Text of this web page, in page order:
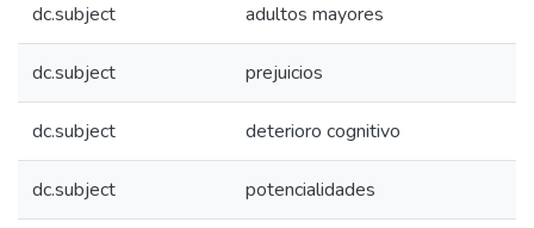
dc.subject adultos mayores
dc.subject prejuicios
dc.subject deterioro cognitivo
dc.subject potencialidades